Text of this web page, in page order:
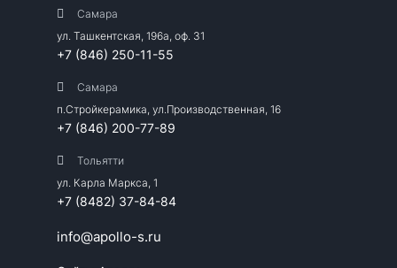
Самара
ул. Ташкентская, 196а, оф. 31
+7 (846) 250-11-55
Самара
п.Стройкерамика, ул.Производственная, 16
+7 (846) 200-77-89
Тольятти
ул. Карла Маркса, 1
+7 (8482) 37-84-84
info@apollo-s.ru